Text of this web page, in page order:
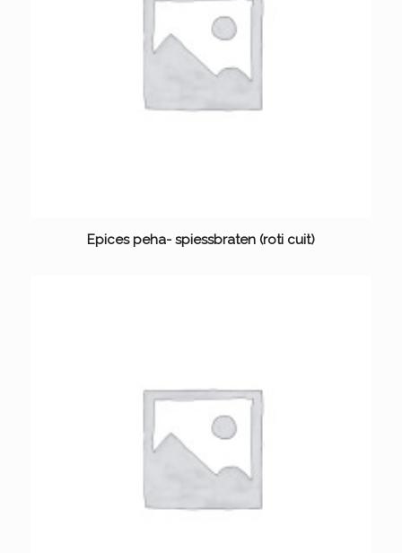
Epices peha- spiessbraten (roti cuit)